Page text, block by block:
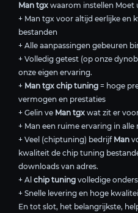
Man tgx waarom instellen Moet
+ Man tgx voor altijd eerlijke en
bestanden
+ Alle aanpassingen gebeuren
+ Volledig getest (op onze
onze eigen ervaring.
+ Man tgx chip tuning = hoge
vermogen en prestaties
+ Gelin ve Man tgx wat zit er
+ Man een ruime ervaring in alle
+ Veel (chiptuning) bedrijf Man
kwaliteit de chip tuning
downloads van adres.
+ Al chip tuning volledige
+ Snelle levering en hoge
En tot slot, het belangrijkste,